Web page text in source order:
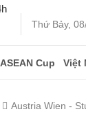
Thứ Bảy,
ASEAN Cup Việt
Austria Wien -